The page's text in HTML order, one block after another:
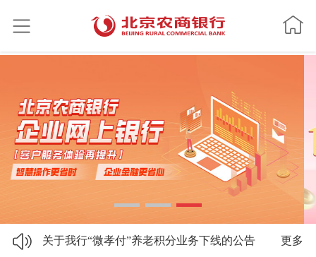
北京农商银行关于注销平谷支行云峰寺分理处...
实物贵金属代销业务合作机构名单公示
关于我行“微孝付”养老积分业务下线的公告
更多